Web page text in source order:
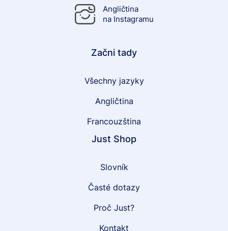
Angličtina
na Instagramu
Začni tady
Všechny jazyky
Angličtina
Francouzština
Just Shop
Slovník
Časté dotazy
Proč Just?
Kontakt